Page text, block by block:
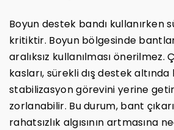
Boyun destek bandı kullanırken
kritiktir. Boyun bölgesinde
aralıksız kullanılması önerilmez.
kasları, sürekli dış destek altında
stabilizasyon görevini yerine
zorlanabilir. Bu durum, bant
rahatsızlık algısının artmasına